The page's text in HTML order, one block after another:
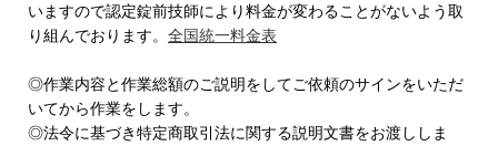
いますので認定錠前技師により料金が変わることがないよう取
り組んでおります。 全国統一料金表
◎作業内容と作業総額のご説明をしてご依頼のサインをいただ
いてから作業をします。
◎法令に基づき特定商取引法に関する説明文書をお渡ししま